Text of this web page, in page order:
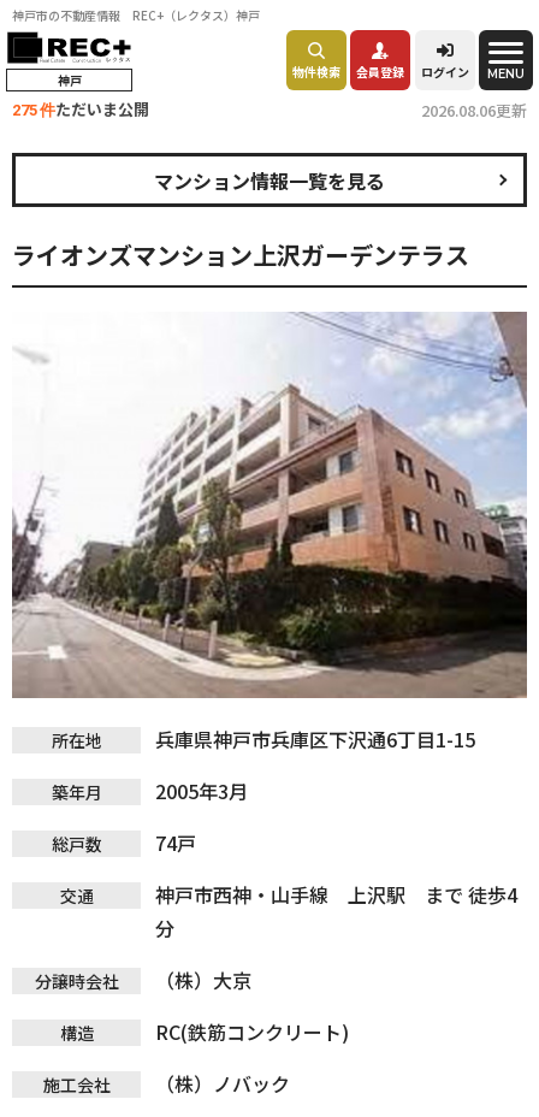
神戸市の不動産情報 REC+（レクタス）神戸
神戸 物件検索 会員登録 ログイン MENU
275 件ただいま公開 2026.08.06更新
ライオンズマンション上沢ガーデンテラス
マンション情報一覧を見る
所在地 兵庫県神戸市兵庫区下沢通6丁目1-15
築年月 2005年3月
総戸数 74戸
交通
神戸市西神・山手線 上沢駅 まで 徒歩4
分
分譲時会社 （株）大京
構造 RC(鉄筋コンクリート)
施工会社 （株）ノバック